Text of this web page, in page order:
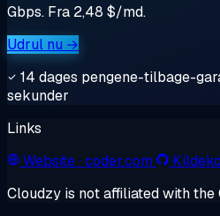
Gbps. Fra 2,48 $/md.
Udrul nu →
14 dages pengene-tilbage-
sekunder
Links
Website· coder.com
Cloudzy is not affiliated with